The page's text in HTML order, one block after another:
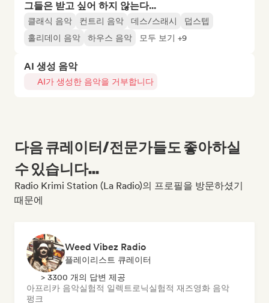
그들은 받고 싶어 하지 않는다...
클래식 음악 컨트리 음악 데스/스래시
덥스텝
홀리데이 음악
하우스 음악 모두 보기 +9
AI 생성 음악
AI가 생성한 음악을 거부합니다
다음 큐레이터/전문가들도 좋아하실
수 있습니다...
Radio Krimi Station (La Radio)의 프로필을 방문하셨기
때문에
Weed Vibez Radio
플레이리스트 큐레이터
> 3300 개의 답변 제공
아프리카 음악실험적 일렉트로닉실험적 재즈영화 음악
펑크